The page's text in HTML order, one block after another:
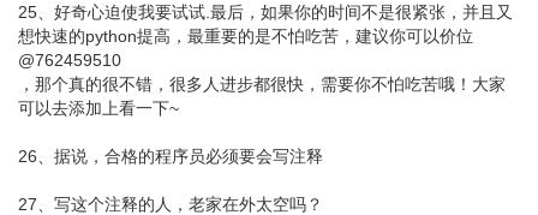
25、好奇心迫使我要试试.最后，如果你的时间不是很紧张，并且又
想快速的python提高，最重要的是不怕吃苦，建议你可以价位
@762459510
，那个真的很不错，很多人进步都很快，需要你不怕吃苦哦！大家
可以去添加上看一下~
26、据说，合格的程序员必须要会写注释
27、写这个注释的人，老家在外太空吗？